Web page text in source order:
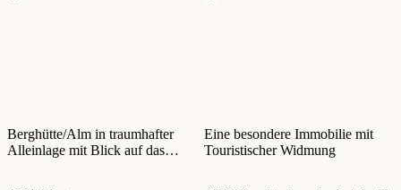
Berghütte/Alm in traumhafter
Alleinlage mit Blick auf das
Eine besondere Immobilie mit
Touristischer Widmung